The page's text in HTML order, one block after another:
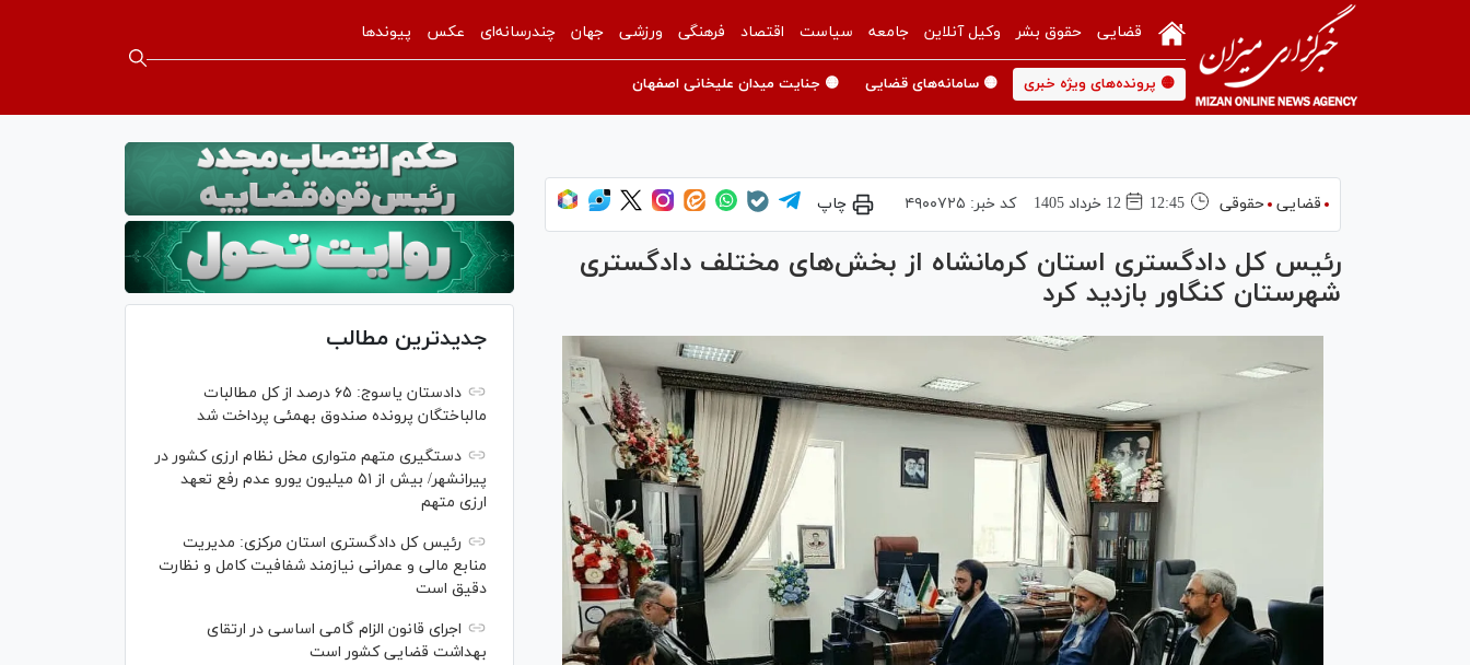
قضایی حقوق بشر وکیل آنلاین جامعه سیاست اقتصاد فرهنگی ورزشی جهان چندرسانه‌ای عکس پیوندها
🟡 پرونده‌های ویژه خبری 🟡 سامانه‌های قضایی 🟡 جنایت میدان علیخانی اصفهان
قضایی حقوقی 12:45 12 خرداد 1405 کد خبر: ۴۹۰۰۷۲۵ چاپ
رئیس کل دادگستری استان کرمانشاه از بخش‌های مختلف دادگستری
شهرستان کنگاور بازدید کرد
جدیدترین مطالب
دادستان یاسوج: ۶۵ درصد از کل مطالبات
مالباختگان پرونده صندوق بهمئی پرداخت شد
دستگیری متهم متواری مخل نظام ارزی کشور در
پیرانشهر/ بیش از ۵۱ میلیون یورو عدم رفع تعهد
ارزی متهم
رئیس کل دادگستری استان مرکزی: مدیریت
منابع مالی و عمرانی نیازمند شفافیت کامل و نظارت
دقیق است
اجرای قانون الزام گامی اساسی در ارتقای
بهداشت قضایی کشور است